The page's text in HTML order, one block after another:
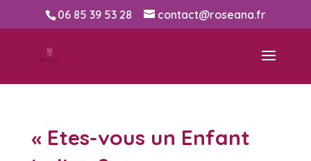
06 85 39 53 28 contact@roseana.fr
« Etes-vous un Enfant